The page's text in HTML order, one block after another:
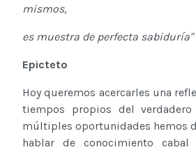
mismos,
es muestra de perfecta sabiduría"
Epicteto
Hoy queremos acercarles una
tiempos propios del verdadero
múltiples oportunidades hemos
hablar de conocimiento